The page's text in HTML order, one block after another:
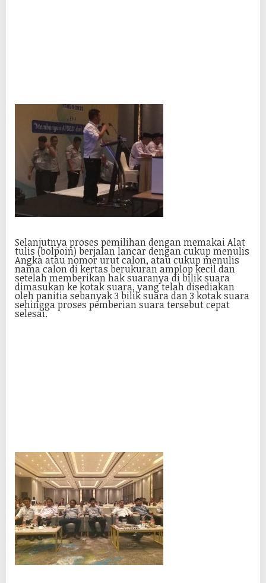
Selanjutnya proses pemilihan dengan memakai Alat
tulis (bolpoin) berjalan lancar dengan cukup menulis
Angka atau nomor urut calon, atau cukup menulis
nama calon di kertas berukuran amplop kecil dan
setelah memberikan hak suaranya di bilik suara
dimasukan ke kotak suara, yang telah disediakan
oleh panitia sebanyak 3 bilik suara dan 3 kotak suara
sehingga proses pemberian suara tersebut cepat
selesai.